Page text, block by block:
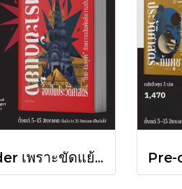
Pre-order เพราะขัดแย้งจึงเป็นประวัติศาสตร์ "ไทย-กัมพูชา" กับความสัมพันธ์หวานปนขม / มติชน